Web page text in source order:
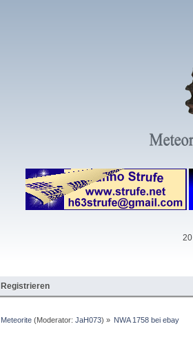
Registrieren
Meteorite(Moderator: JaH073) » NWA 1758 bei ebay